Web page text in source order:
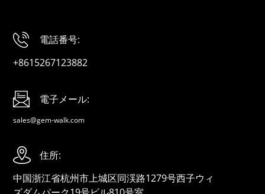
電話番号:
+8615267123882
電子メール:
sales@gem-walk.com
住所:
中国浙江省杭州市上城区同渓路1279号西子ウィ